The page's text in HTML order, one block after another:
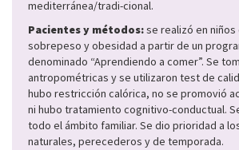
mediterránea/tradi-cional.
Pacientes y métodos:se realizó en niños
sobrepeso y obesidad a partir de un
denominado “Aprendiendo a comer”. Se
antropométricas y se utilizaron test de
hubo restricción calórica, no se promovió
ni hubo tratamiento cognitivo-conductual.
todo el ámbito familiar. Se dio prioridad a
naturales, perecederos y de temporada.